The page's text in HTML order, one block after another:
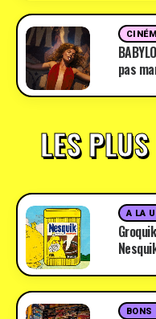
pas
LES
A LA
BONS